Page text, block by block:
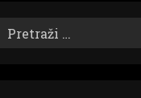
Pretraži: